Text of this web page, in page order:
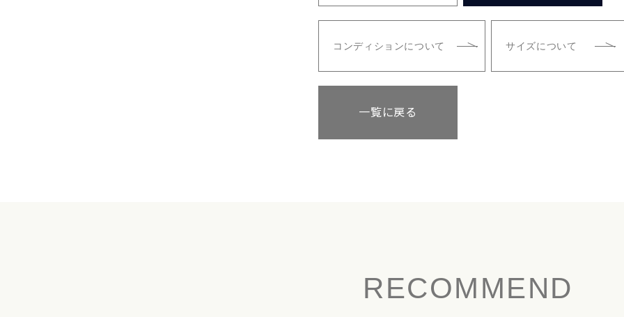
コンディションについて サイズについて
一覧に戻る
RECOMMEND